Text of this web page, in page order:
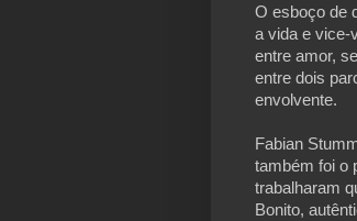
O esboço de
a vida e vice-
entre amor,
entre dois
envolvente.
Fabian
também foi o
trabalharam
Bonito,